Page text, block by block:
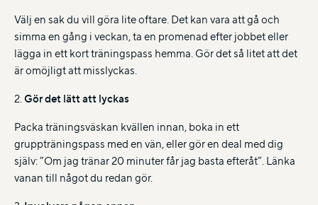
Välj en sak du vill göra lite oftare. Det kan vara att gå och
simma en gång i veckan, ta en promenad efter jobbet eller
lägga in ett kort träningspass hemma. Gör det så litet att det
är omöjligt att misslyckas.
2.Gör det lätt att lyckas
Packa träningsväskan kvällen innan, boka in ett
gruppträningspass med en vän, eller gör en deal med dig
själv: ”Om jag tränar 20 minuter får jag basta efteråt”. Länka
vanan till något du redan gör.